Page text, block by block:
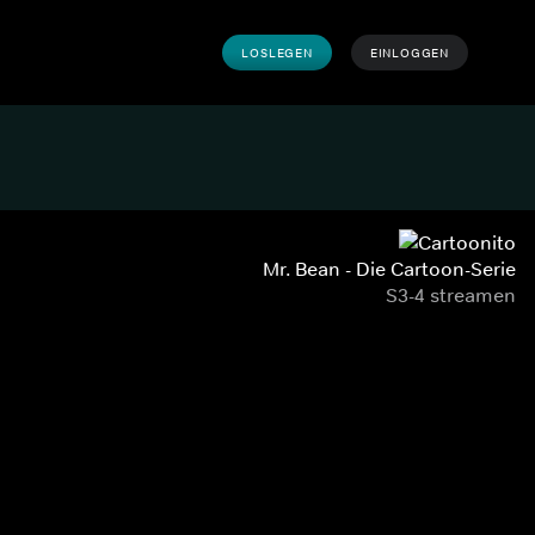
LOSLEGEN EINLOGGEN
Mr. Bean - Die Cartoon-Serie
S3-4 streamen